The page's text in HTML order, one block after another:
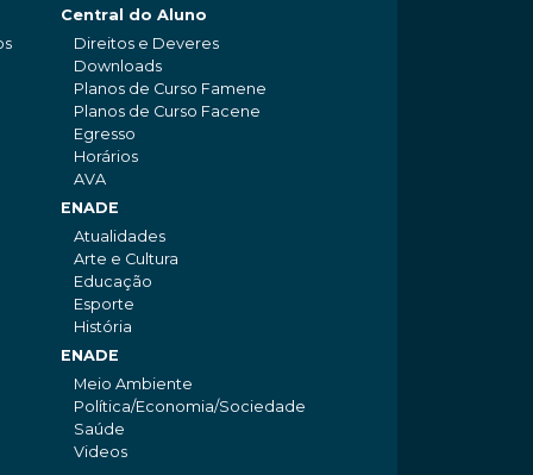
Central do Aluno
Direitos e Deveres
Downloads
Planos de Curso Famene
Planos de Curso Facene
Egresso
Horários
AVA
ENADE
Atualidades
Arte e Cultura
Educação
Esporte
História
ENADE
Meio Ambiente
Política/Economia/Sociedade
Saúde
Videos